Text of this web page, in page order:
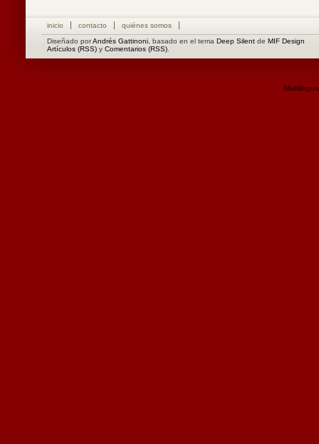
inicio contacto
quiénes somos
Diseñado porAndrés Gattinoni , basado en el tema Deep Silent de MIF Design
Artículos (RSS) y Comentarios (RSS)